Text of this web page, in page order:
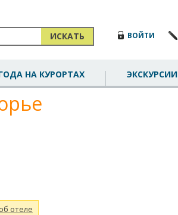
ИСКАТЬ ВОЙТИ
НА КУРОРТАХ ЭКСКУРСИИ
отеле